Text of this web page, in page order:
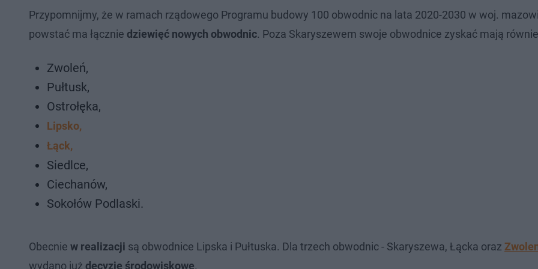
Przypomnijmy, że w ramach rządowego Programu budowy 100 obwodnic na lata 2020-2030 w woj.
powstać ma łącznie dziewięć nowych obwodnic. Poza Skaryszewem swoje obwodnice zyskać mają
Zwoleń,
Pułtusk,
Ostrołęka,
Lipsko,
Łąck,
Siedlce,
Ciechanów,
Sokołów Podlaski.
Obecnie w realizacji są obwodnice Lipska i Pułtuska. Dla trzech obwodnic - Skaryszewa, Łącka oraz
wydano już decyzje środowiskowe.